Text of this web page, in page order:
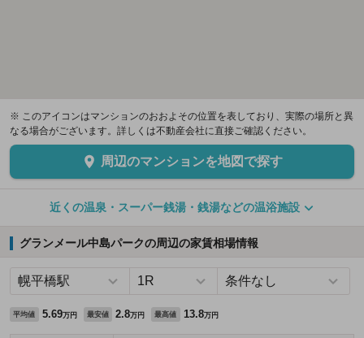
※ このアイコンはマンションのおおよその位置を表しており、実際の場所と異
なる場合がございます。詳しくは不動産会社に直接ご確認ください。
周辺のマンションを地図で探す
近くの温泉・スーパー銭湯・銭湯などの温浴施設
グランメール中島パークの周辺の家賃相場情報
平均値 5.69万円 最安値 2.8万円 最高値 13.8万円